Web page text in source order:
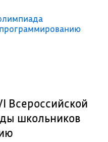
Всероссийской
школьников